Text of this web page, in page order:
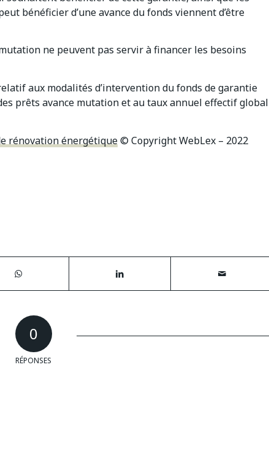
bénéficier d’une avance du fonds viennent d’être
ne peuvent pas servir à financer les besoins
aux modalités d’intervention du fonds de garantie
prêts avance mutation et au taux annuel effectif global
rénovation énergétique© Copyright WebLex – 2022
0
RÉPONSES